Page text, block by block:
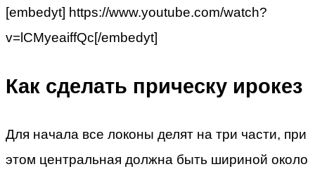
[embedyt] https://www.youtube.com/watch?
v=lCMyeaiffQc[/embedyt]
Как сделать прическу ирокез
Для начала все локоны делят на три части, при
этом центральная должна быть шириной около